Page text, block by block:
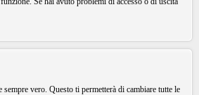
vero. Questo ti permetterà di cambiare tutte le